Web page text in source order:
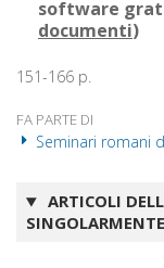
software
documenti)
151-166 p.
FA PARTE DI
Seminari romani
ARTICOLI